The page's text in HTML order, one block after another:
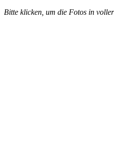
Bitte klicken, um die Fotos in